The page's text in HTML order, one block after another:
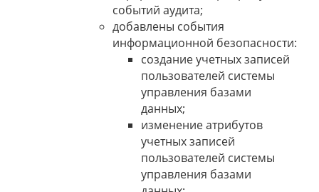
событий аудита;
добавлены события
информационной безопасности:
создание учетных записей
пользователей системы
управления базами
данных;
изменение атрибутов
учетных записей
пользователей системы
управления базами